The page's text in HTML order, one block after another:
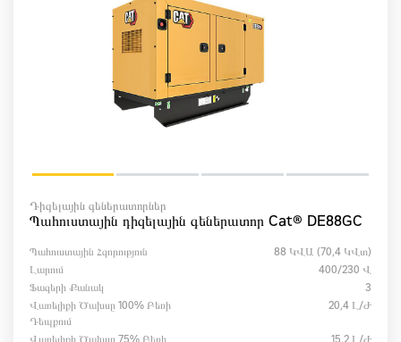
Դիզելային գեներատորներ
Պահուստային դիզելային գեներատոր Cat® DE88GC
Պահուստային Հզորություն
88 ԿՎԱ (70,4 ԿՎտ)
Լարում
400/230 Վ
Ֆազերի Քանակ
3
Վառելիքի Ծախսը 100% Բեռի
Դեպքում
20,4 Լ/ժ
Վառելիքի Ծախսը 75% Բեռի 15,2 Լ/ժ